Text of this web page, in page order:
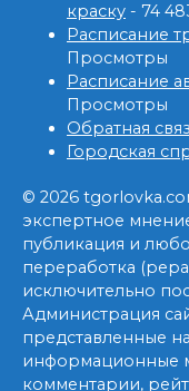
краску - 74
Расписание
Просмотры
Расписание
Просмотры
Обратная
Городская
© 2026
экспертное
публикация и
переработка
исключительно
Администрация
представленные
информационные
комментарии,